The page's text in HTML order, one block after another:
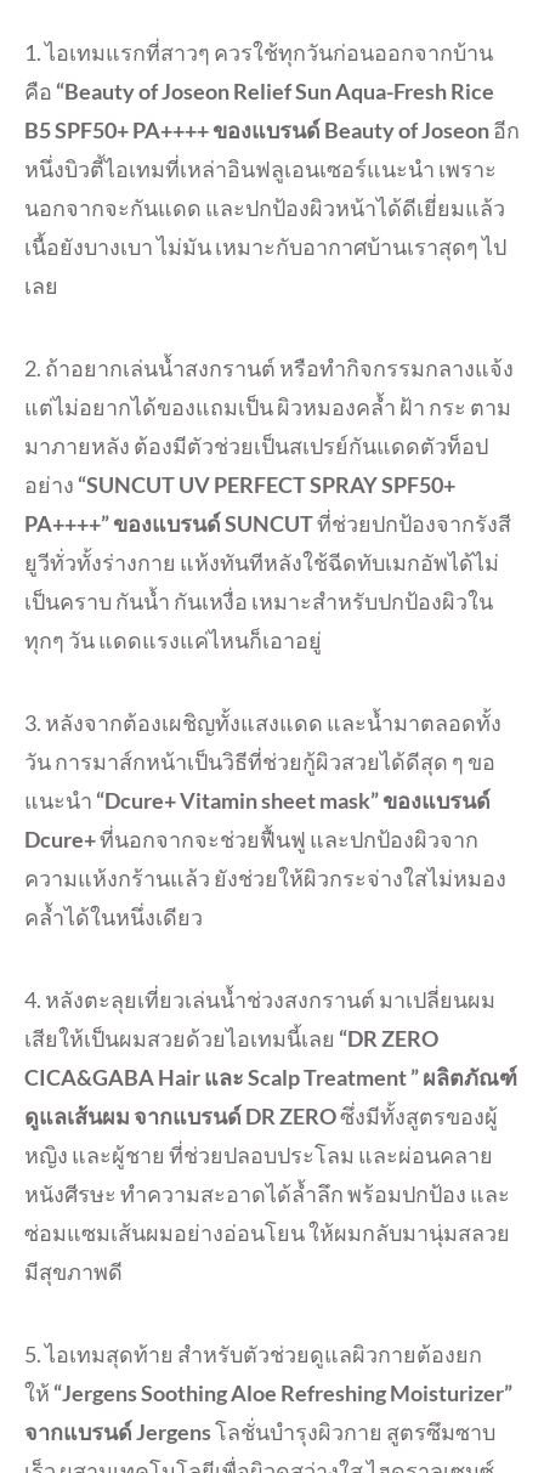
1. ไอเทมแรกที่สาวๆ ควรใช้ทุกวันก่อนออกจากบ้าน
คือ “Beauty of Joseon Relief Sun Aqua-Fresh Rice
B5 SPF50+ PA++++ ของแบรนด์ Beauty of Joseonอีก
หนึ่งบิวตี้ไอเทมที่เหล่าอินฟลูเอนเซอร์แนะนำ เพราะ
นอกจากจะกันแดด และปกป้องผิวหน้าได้ดีเยี่ยมแล้ว
เนื้อยังบางเบา ไม่มัน เหมาะกับอากาศบ้านเราสุดๆ ไป
เลย
2. ถ้าอยากเล่นน้ำสงกรานต์ หรือทำกิจกรรมกลางแจ้ง
แต่ไม่อยากได้ของแถมเป็น ผิวหมองคล้ำ ฝ้า กระ ตาม
มาภายหลัง ต้องมีตัวช่วยเป็นสเปรย์กันแดดตัวท็อป
อย่าง “SUNCUT UV PERFECT SPRAY SPF50+
PA++++” ของแบรนด์ SUNCUTที่ช่วยปกป้องจากรังสี
ยูวีทั่วทั้งร่างกาย แห้งทันทีหลังใช้ฉีดทับเมกอัพได้ไม่
เป็นคราบ กันน้ำ กันเหงื่อ เหมาะสำหรับปกป้องผิวใน
ทุกๆ วัน แดดแรงแค่ไหนก็เอาอยู่
3. หลังจากต้องเผชิญทั้งแสงแดด และน้ำมาตลอดทั้ง
วัน การมาส์กหน้าเป็นวิธีที่ช่วยกู้ผิวสวยได้ดีสุด ๆ ขอ
แนะนำ “Dcure+ Vitamin sheet mask” ของแบรนด์
Dcure+ที่นอกจากจะช่วยฟื้นฟู และปกป้องผิวจาก
ความแห้งกร้านแล้ว ยังช่วยให้ผิวกระจ่างใสไม่หมอง
คล้ำได้ในหนึ่งเดียว
4. หลังตะลุยเที่ยวเล่นน้ำช่วงสงกรานต์ มาเปลี่ยนผม
เสียให้เป็นผมสวยด้วยไอเทมนี้เลย “DR ZERO
CICA&GABA Hair และ Scalp Treatment ” ผลิตภัณฑ์
ดูแลเส้นผม จากแบรนด์ DR ZEROซึ่งมีทั้งสูตรของผู้
หญิง และผู้ชาย ที่ช่วยปลอบประโลม และผ่อนคลาย
หนังศีรษะ ทำความสะอาดได้ล้ำลึก พร้อมปกป้อง และ
ซ่อมแซมเส้นผมอย่างอ่อนโยน ให้ผมกลับมานุ่มสลวย
มีสุขภาพดี
5. ไอเทมสุดท้าย สำหรับตัวช่วยดูแลผิวกายต้องยก
ให้ “Jergens Soothing Aloe Refreshing Moisturizer”
จากแบรนด์ Jergensโลชั่นบำรุงผิวกาย สูตรซึมซาบ